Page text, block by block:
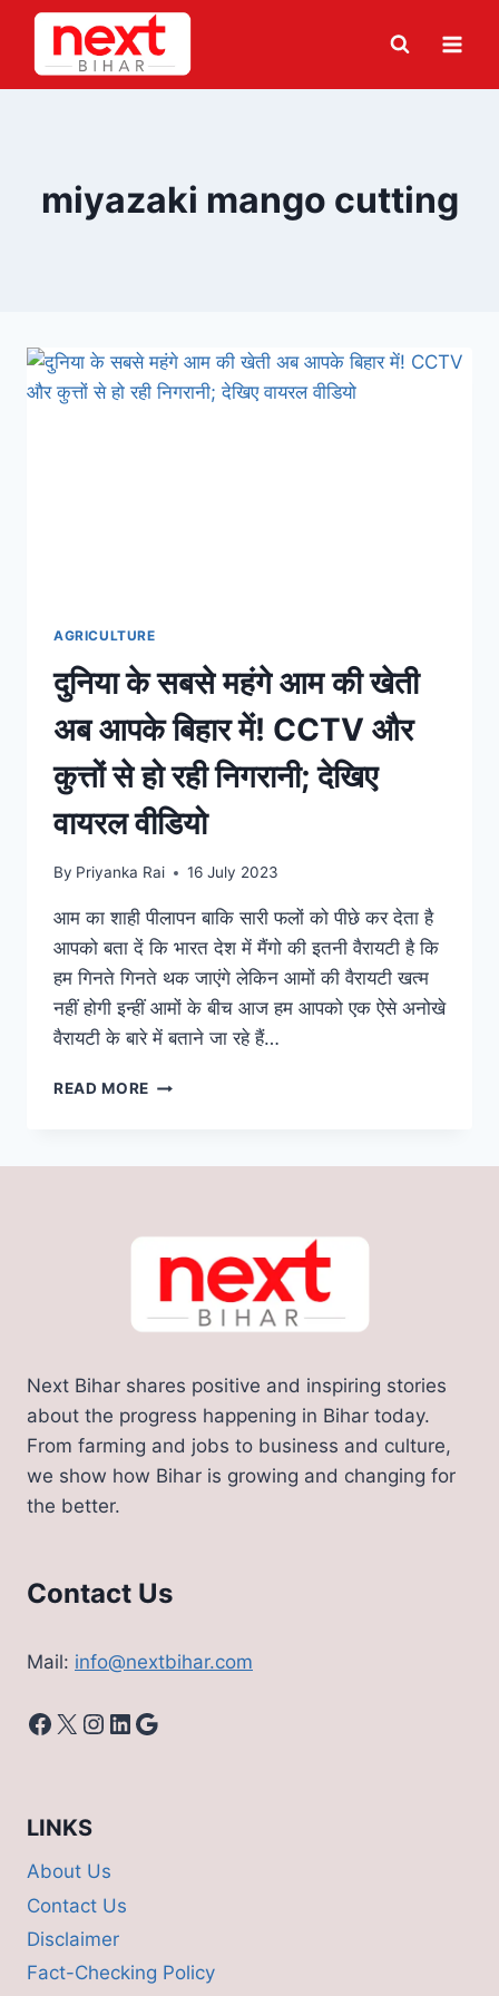
Skip
content
miyazaki mango cutting
AGRICULTURE
दुनिया के सबसे महंगे आम की खेती
अब आपके बिहार में! CCTV और
कुत्तों से हो रही निगरानी; देखिए
वायरल वीडियो
By Priyanka Rai 16 July 2023
आम का शाही पीलापन बाकि सारी फलों को पीछे कर देता है
आपको बता दें कि भारत देश में मैंगो की इतनी वैरायटी है कि
हम गिनते गिनते थक जाएंगे लेकिन आमों की वैरायटी खत्म
नहीं होगी इन्हीं आमों के बीच आज हम आपको एक ऐसे अनोखे
वैरायटी के बारे में बताने जा रहे हैं…
READ MORE दुनिया
आपके
में!
कुत्तों
से
रही
निगरानी;
Next Bihar shares positive and inspiring stories
about the progress happening in Bihar today.
From farming and jobs to business and culture,
we show how Bihar is growing and changing for
the better.
Contact Us
Mail: info@nextbihar.com
Facebook
X Instagram
LinkedIn
Google
LINKS
About Us
Contact Us
Disclaimer
Fact-Checking Policy